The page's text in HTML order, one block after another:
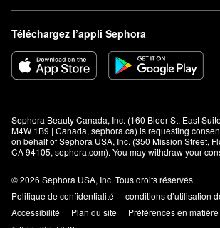
Téléchargez l’appli Sephora
Sephora Beauty Canada, Inc. (160 Bloor St. East
M4W 1B9 | Canada, sephora.ca) is requesting
on behalf of Sephora USA, Inc. (350 Mission Street,
CA 94105, sephora.com). You may withdraw your
© 2026 Sephora USA, Inc. Tous droits réservés.
Politique de confidentialité
conditions d’utilisation
Accessibilité
Plan du site
Préférences en